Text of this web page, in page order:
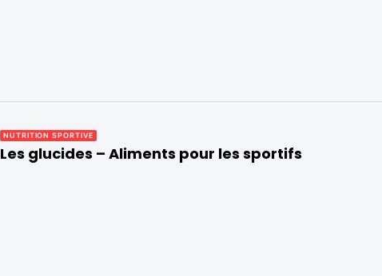
NUTRITION SPORTIVE
Les glucides – Aliments pour les sportifs